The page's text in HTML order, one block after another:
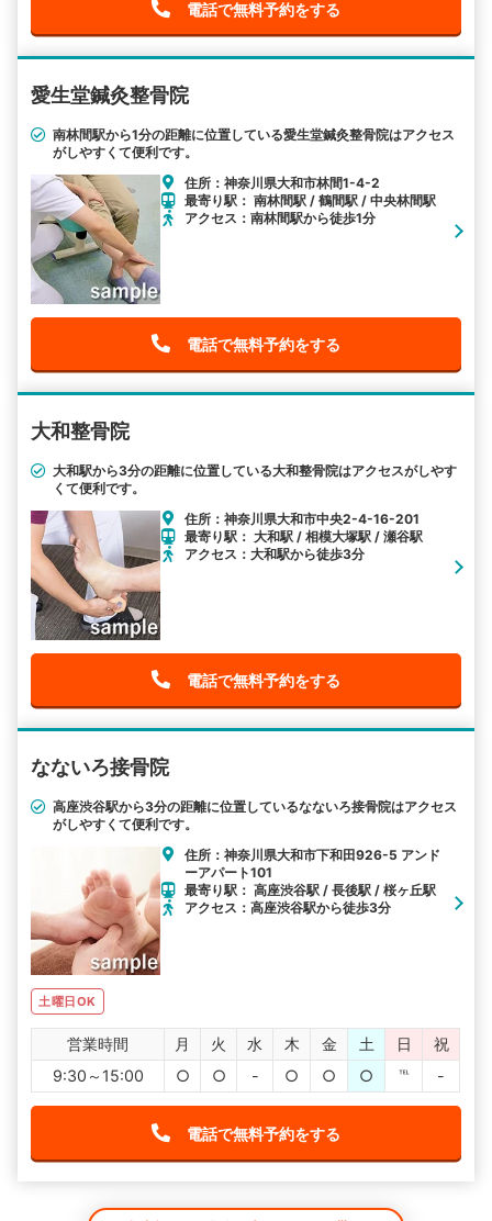
電話で無料予約をする
愛生堂鍼灸整骨院
南林間駅から1分の距離に位置している愛生堂鍼灸整骨院はアクセス
がしやすくて便利です。
住所：神奈川県大和市林間1-4-2
最寄り駅： 南林間駅 / 鶴間駅 / 中央林間駅
アクセス：南林間駅から徒歩1分
電話で無料予約をする
大和整骨院
大和駅から3分の距離に位置している大和整骨院はアクセスがしやす
くて便利です。
住所：神奈川県大和市中央2-4-16-201
最寄り駅： 大和駅 / 相模大塚駅 / 瀬谷駅
アクセス：大和駅から徒歩3分
電話で無料予約をする
なないろ接骨院
高座渋谷駅から3分の距離に位置しているなないろ接骨院はアクセス
がしやすくて便利です。
住所：神奈川県大和市下和田926-5 アンド
ーアパート101
最寄り駅： 高座渋谷駅 / 長後駅 / 桜ヶ丘駅
アクセス：高座渋谷駅から徒歩3分
土曜日OK
営業時間 月 火 水 木 金 土 日
祝
9:30～15:00
○ ○ - ○ ○ ○ ℡ -
電話で無料予約をする